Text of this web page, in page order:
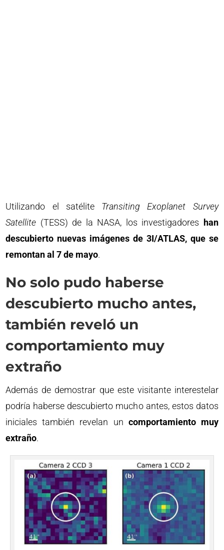
Utilizando el satélite Transiting Exoplanet Survey
Satellite (TESS) de la NASA, los investigadores
han
descubierto nuevas imágenes de 3I/ATLAS, que se
remontan al 7 de mayo.
No solo pudo haberse
descubierto mucho antes,
también reveló un
comportamiento muy
extraño
Además de demostrar que este visitante interestelar
podría haberse descubierto mucho antes, estos datos
iniciales también revelan un comportamiento muy
extraño.